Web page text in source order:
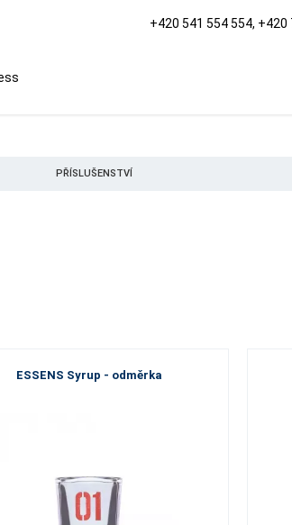
+420 541 554 554, +420
PŘÍSLUŠENSTVÍ
ESSENS Syrup - odměrka